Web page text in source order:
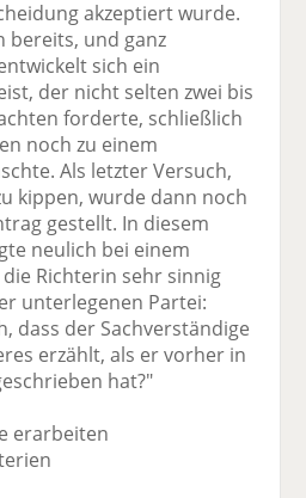
akzeptiert wurde.
bereits, und ganz
sich ein
der nicht selten zwei bis
forderte, schließlich
noch zu einem
Als letzter Versuch,
kippen, wurde dann noch
gestellt. In diesem
neulich bei einem
Richterin sehr sinnig
unterlegenen Partei:
dass der Sachverständige
erzählt, als er vorher in
hat?"
erarbeiten